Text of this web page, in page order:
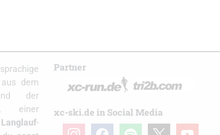
dem
der
einer
Langlauf-
Partner
xc-ski.de in Social Media
instagramfacebookspotify youtube